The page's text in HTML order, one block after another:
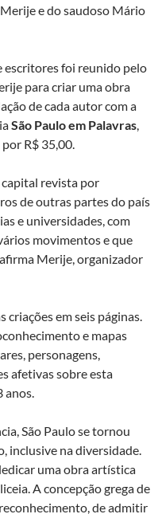
e do saudoso Mário
escritores foi reunido pelo
para criar uma obra
de cada autor com a
São Paulo em Palavras,
R$ 35,00.
revista por
de outras partes do país
e universidades, com
movimentos e que
Merije, organizador
em seis páginas.
e mapas
personagens,
afetivas sobre esta
anos.
São Paulo se tornou
inclusive na diversidade.
uma obra artística
A concepção grega de
de admitir